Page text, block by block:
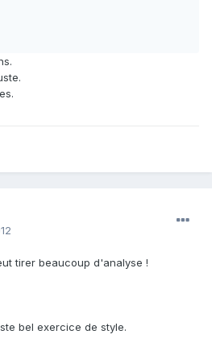
tirer beaucoup d'analyse !
bel exercice de style.